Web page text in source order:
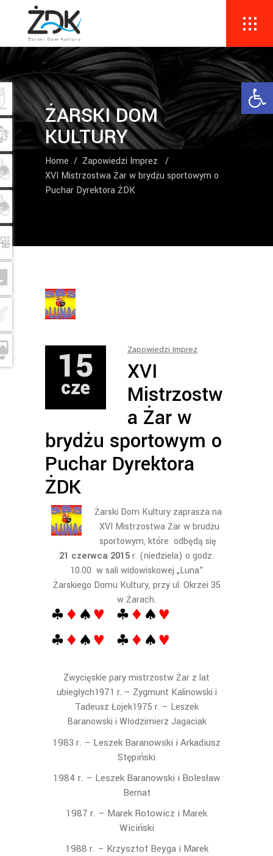
ŻARSKI DOM
KULTURY
Home / Zapowiedzi Imprez
/
XVI Mistrzostwa Żar w brydżu sportowym o
Puchar Dyrektora ŻDK
15
cze
Zapowiedzi Imprez
XVI
Mistrzostw
a Żar w
brydżu sportowym o
Puchar Dyrektora
ŻDK
Żarski Dom Kultury zaprasza na
XVI Mistrzostwa Żar w brudżu
sportowym, które odbędą się
21 czerwca 2015r. (niedziela) o godz.
10.00 w sali widowiskowej „Luna”
Żarskiego Domu Kultury, przy ul. Okrzei 35
w Żarach.
Zwycięskie pary mistrzostw Żar z lat
ubiegłych1971 r. – Zygmunt Kalinowski i
Tadeusz Łojek1975 r. – Leszek
Baranowski i Włodzimierz Jagaciak
1983 r. – Leszek Baranowski i Arkadiusz
Stępiński
1984 r. – Leszek Baranowski i Bolesław
Bernat
1987 r. – Marek Rotowicz i Marek
Wiciński
1988 r. – Krzysztof Beyga i Marek